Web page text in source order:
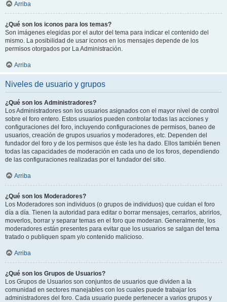
Arriba
¿Qué son los iconos para los temas?
Son imágenes elegidas por el autor del tema para indicar el contenido del
mismo. La posibilidad de usar iconos en los mensajes depende de los
permisos otorgados por La Administración.
Arriba
Niveles de usuario y grupos
¿Qué son los Administradores?
Los Administradores son los usuarios asignados con el mayor nivel de control
sobre el foro entero. Estos usuarios pueden controlar todas las acciones y
configuraciones del foro, incluyendo configuraciones de permisos, baneo de
usuarios, creación de grupos usuarios y moderadores, etc. Dependen del
fundador del foro y de los permisos que éste les ha dado. Ellos también tienen
todas las capacidades de moderación en cada uno de los foros, dependiendo
de las configuraciones realizadas por el fundador del sitio.
Arriba
¿Qué son los Moderadores?
Los Moderadores son individuos (o grupos de individuos) que cuidan el foro
día a día. Tienen la autoridad para editar o borrar mensajes, cerrarlos, abrirlos,
moverlos, borrar y separar temas en el foro que moderan. Generalmente, los
moderadores están presentes para evitar que los usuarios se salgan del tema
tratado o publiquen spam y/o contenido malicioso.
Arriba
¿Qué son los Grupos de Usuarios?
Los Grupos de Usuarios son conjuntos de usuarios que dividen a la
comunidad en sectores manejables con los cuales puede trabajar los
administradores del foro. Cada usuario puede pertenecer a varios grupos y